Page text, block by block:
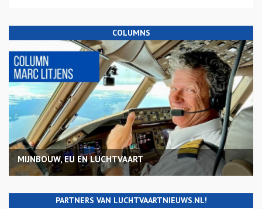
COLUMNS
MIJNBOUW, EU EN LUCHTVAART
PARTNERS VAN LUCHTVAARTNIEUWS.NL!